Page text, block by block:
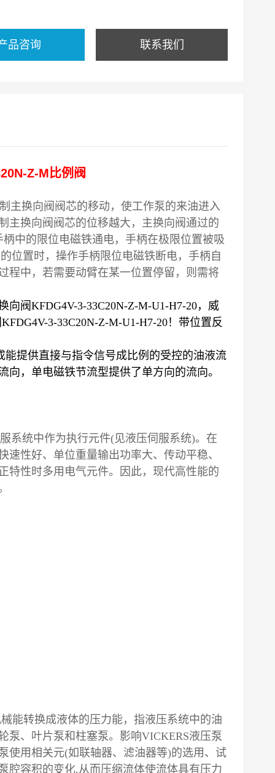
品咨询 联系我们
Z-M比例阀
主换向阀阀芯的移动，使工作泵的来油进入
主换向阀阀芯的位移越大，主换向阀通过的
中的限位电磁铁通电，手柄在极限位置被吸
位置时，操作手柄限位电磁铁断电，手柄自
程中，若需要动臂在某一位置停留，则需将
向阀KFDG4V-3-33C20N-Z-M-U1-H7-20，威
3-33C20N-Z-M-U1-H7-20！带位置反
能提供直接与指令信号成比例的受控的油液流
，单电磁铁节流型提供了单方向的流向。
系统中作为执行元件(见液压伺服系统)。在
性好、单位重量输出功率大、传动平稳、
特性时多用电气元件。因此，现代高性能的
能转换成液体的压力能，指液压系统中的油
泵、叶片泵和柱塞泵。影响VICKERS液压泵
使用相关元(如联轴器、滤油器等)的选用、试
腔容积的变化,从而压缩流体使流体具有压力